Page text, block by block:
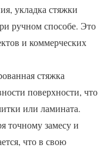
укладка стяжки
ручном способе. Это
и коммерческих
стяжка
поверхности, что
или ламината.
точному замесу и
что в свою